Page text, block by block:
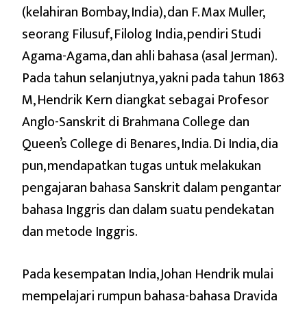
(kelahiran Bombay, India), dan F. Max Muller,
seorang Filusuf, Filolog India, pendiri Studi
Agama-Agama, dan ahli bahasa (asal Jerman).
Pada tahun selanjutnya, yakni pada tahun 1863
M, Hendrik Kern diangkat sebagai Profesor
Anglo-Sanskrit di Brahmana College dan
Queen’s College di Benares, India. Di India, dia
pun, mendapatkan tugas untuk melakukan
pengajaran bahasa Sanskrit dalam pengantar
bahasa Inggris dan dalam suatu pendekatan
dan metode Inggris.
Pada kesempatan India, Johan Hendrik mulai
mempelajari rumpun bahasa-bahasa Dravida